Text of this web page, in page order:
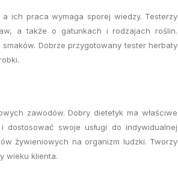
ich praca wymaga sporej wiedzy. Testerzy
a także o gatunkach i rodzajach roślin.
Dobrze przygotowany tester herbaty
zawodów. Dobry dietetyk ma właściwe
swoje usługi do indywidualnej
żywieniowych na organizm ludzki. Tworzy
wieku klienta.